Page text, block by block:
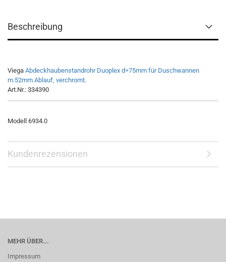
Beschreibung
Viega Abdeckhaubenstandrohr Duoplex d=75mm für Duschwannen
m.52mm Ablauf, verchromt.
Art.Nr.: 334390
Modell 6934.0
Kundenrezensionen
MEHR ÜBER...
Impressum